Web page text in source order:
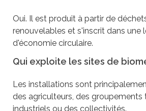
Oui. Il est produit à partir de
renouvelables et s'inscrit dans une
d'économie circulaire.
Qui exploite les sites de
Les installations sont
des agriculteurs, des groupements
industriels ou des collectivités.